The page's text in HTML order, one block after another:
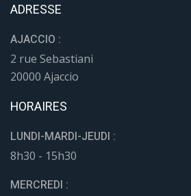
ADRESSE
AJACCIO :
2 rue Sebastiani
20000 Ajaccio
HORAIRES
LUNDI-MARDI-JEUDI :
8h30 - 15h30
MERCREDI :